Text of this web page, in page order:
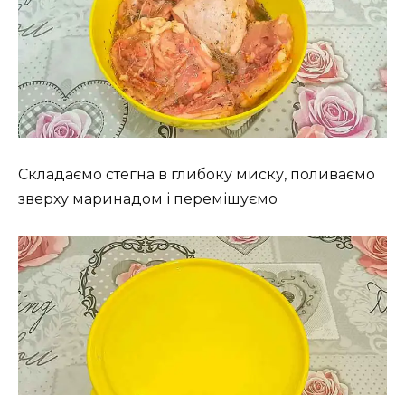
Складаємо стегна в глибоку миску, поливаємо
зверху маринадом і перемішуємо